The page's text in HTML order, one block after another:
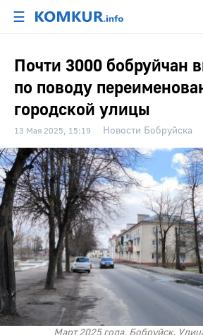
☰
Почти 3000 бобруйчан
по поводу
городской улицы
13 Мая 2025, 15:19 Новости Бобруйска